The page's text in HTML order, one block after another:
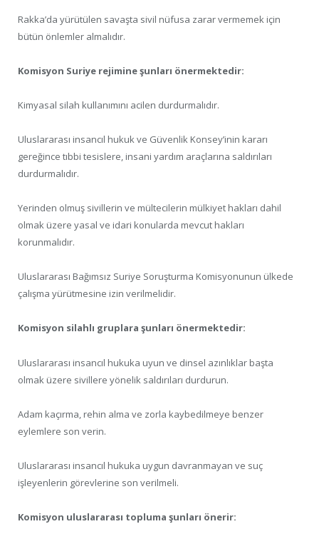
Rakka’da yürütülen savaşta sivil nüfusa zarar vermemek için
bütün önlemler almalıdır.
Komisyon Suriye rejimine şunları önermektedir:
Kimyasal silah kullanımını acilen durdurmalıdır.
Uluslararası insancıl hukuk ve Güvenlik Konsey’inin kararı
gereğince tıbbi tesislere, insani yardım araçlarına saldırıları
durdurmalıdır.
Yerinden olmuş sivillerin ve mültecilerin mülkiyet hakları dahil
olmak üzere yasal ve idari konularda mevcut hakları
korunmalıdır.
Uluslararası Bağımsız Suriye Soruşturma Komisyonunun ülkede
çalışma yürütmesine izin verilmelidir.
Komisyon silahlı gruplara şunları önermektedir:
Uluslararası insancıl hukuka uyun ve dinsel azınlıklar başta
olmak üzere sivillere yönelik saldırıları durdurun.
Adam kaçırma, rehin alma ve zorla kaybedilmeye benzer
eylemlere son verin.
Uluslararası insancıl hukuka uygun davranmayan ve suç
işleyenlerin görevlerine son verilmeli.
Komisyon uluslararası topluma şunları önerir: